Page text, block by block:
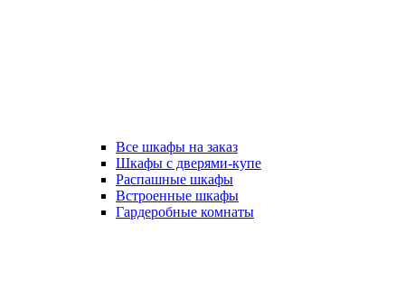
Все шкафы на заказ
Шкафы с дверями-купе
Распашные шкафы
Встроенные шкафы
Гардеробные комнаты